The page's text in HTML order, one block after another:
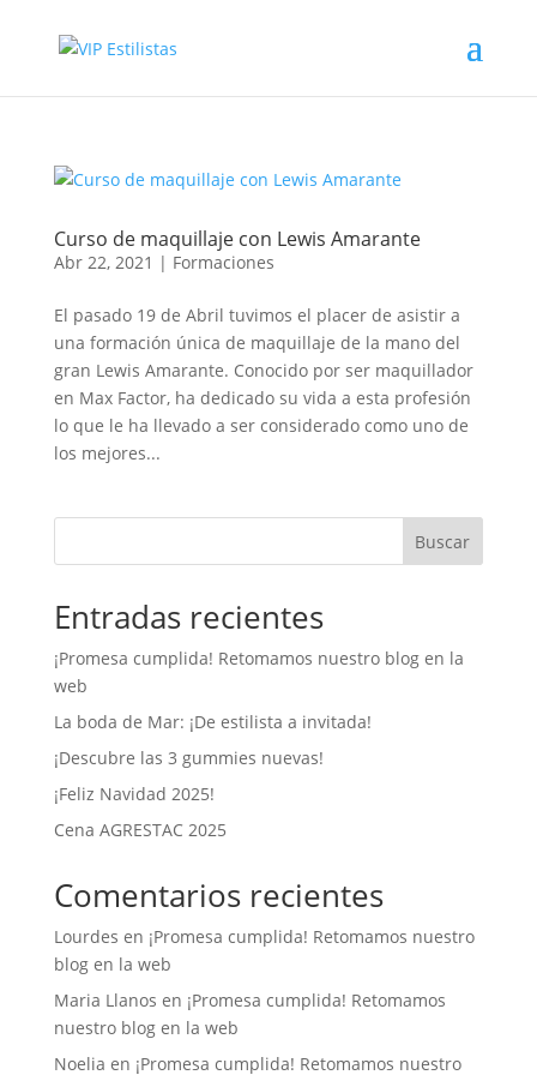
Curso de maquillaje con Lewis Amarante
Abr 22, 2021 | Formaciones
El pasado 19 de Abril tuvimos el placer de asistir a
una formación única de maquillaje de la mano del
gran Lewis Amarante. Conocido por ser maquillador
en Max Factor, ha dedicado su vida a esta profesión
lo que le ha llevado a ser considerado como uno de
los mejores...
Buscar
Entradas recientes
¡Promesa cumplida! Retomamos nuestro blog en la
web
La boda de Mar: ¡De estilista a invitada!
¡Descubre las 3 gummies nuevas!
¡Feliz Navidad 2025!
Cena AGRESTAC 2025
Comentarios recientes
Lourdes en ¡Promesa cumplida! Retomamos nuestro
blog en la web
Maria Llanos en ¡Promesa cumplida! Retomamos
nuestro blog en la web
Noelia en ¡Promesa cumplida! Retomamos nuestro